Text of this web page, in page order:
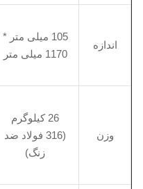
اندازه
105 میلی متر *
1170 میلی متر
وزن
26 کیلوگرم
(316 فولاد ضد
زنگ)